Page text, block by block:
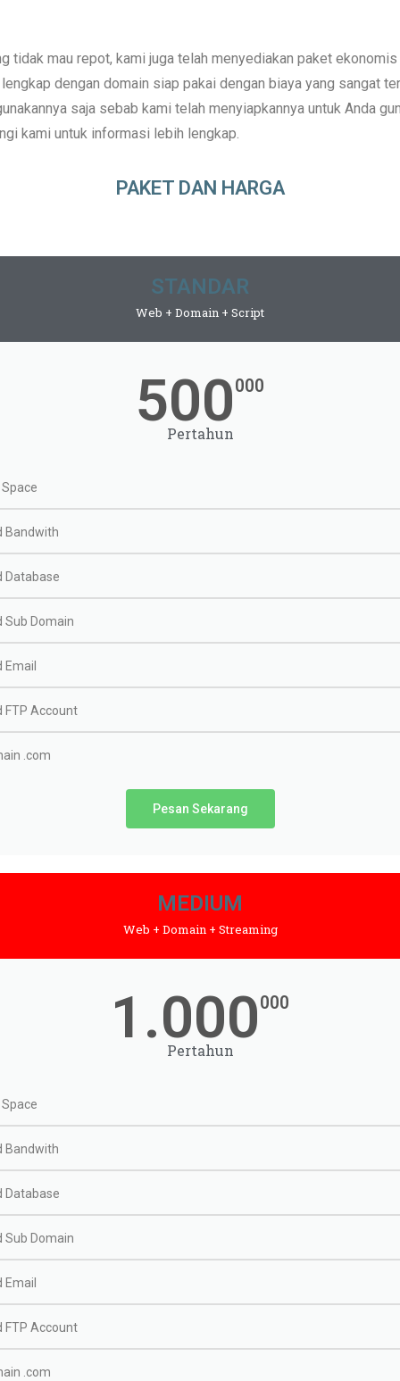
tidak mau repot, kami juga telah menyediakan paket
dengan domain siap pakai dengan biaya yang sangat
saja sebab kami telah menyiapkannya untuk Anda
kami untuk informasi lebih lengkap.
PAKET DAN HARGA
STANDAR
Web + Domain + Script
500000
Pertahun
Bandwith
Database
Sub Domain
Email
FTP Account
.com
Pesan Sekarang
MEDIUM
Web + Domain + Streaming
1.000000
Pertahun
Bandwith
Database
Sub Domain
Email
FTP Account
.com